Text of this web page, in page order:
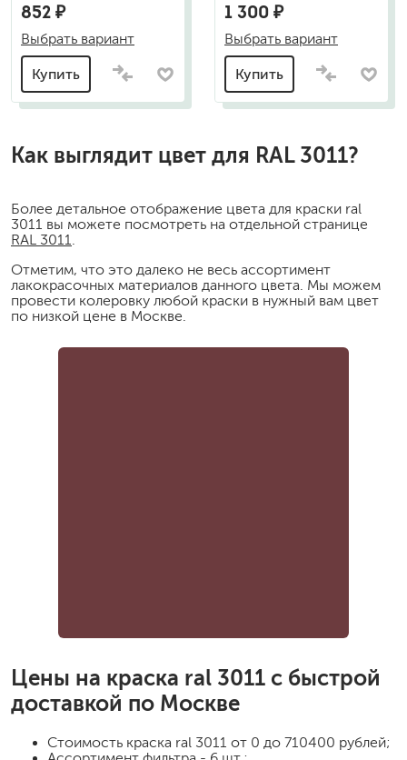
852 ₽
Выбрать вариант
Купить
1 300 ₽
Выбрать вариант
Купить
Как выглядит цвет для RAL 3011?
Более детальное отображение цвета для краски ral
3011 вы можете посмотреть на отдельной странице
RAL 3011
Отметим, что это далеко не весь ассортимент
лакокрасочных материалов данного цвета. Мы можем
провести колеровку любой краски в нужный вам цвет
по низкой цене в Москве.
Цены на краска ral 3011 с быстрой
доставкой по Москве
Стоимость краска ral 3011 от 0 до 710400 рублей;